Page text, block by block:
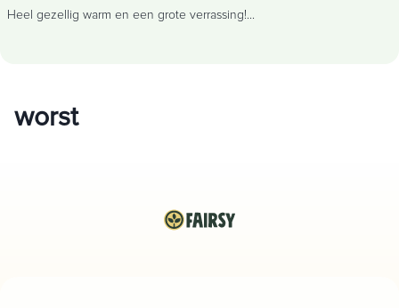
Heel gezellig warm en een grote verrassing!...
worst